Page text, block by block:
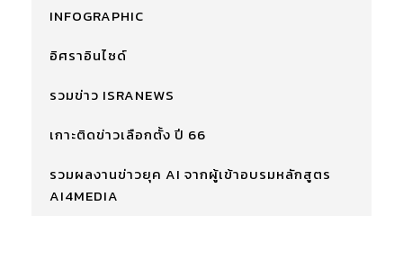
INFOGRAPHIC
อิศราอินไซด์
รวมข่าว ISRANEWS
เกาะติดข่าวเลือกตั้ง ปี 66
รวมผลงานข่าวยุค AI จากผู้เข้าอบรมหลักสูตร
AI4MEDIA